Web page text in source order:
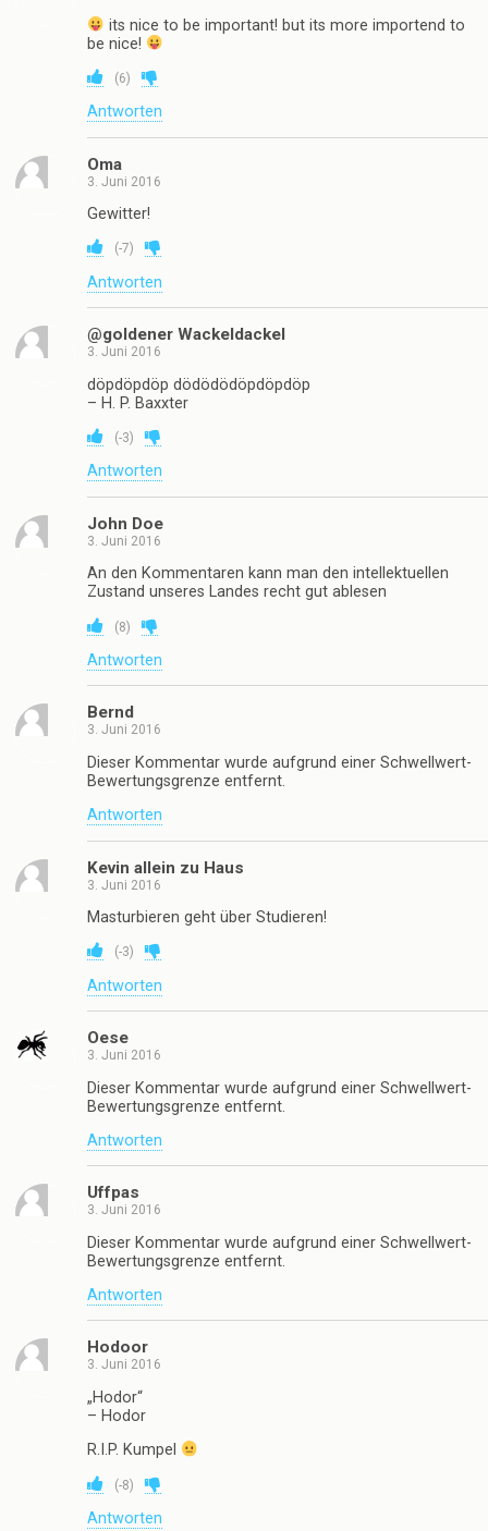
its nice to be important! but its more importend to
be nice!
(6)
Antworten
Oma
3. Juni 2016
Gewitter!
(-7)
Antworten
@goldener Wackeldackel
3. Juni 2016
döpdöpdöp dödödödöpdöpdöp
– H. P. Baxxter
(-3)
Antworten
John Doe
3. Juni 2016
An den Kommentaren kann man den intellektuellen
Zustand unseres Landes recht gut ablesen
(8)
Antworten
Bernd
3. Juni 2016
Dieser Kommentar wurde aufgrund einer Schwellwert-
Bewertungsgrenze entfernt.
Antworten
Kevin allein zu Haus
3. Juni 2016
Masturbieren geht über Studieren!
(-3)
Antworten
Oese
3. Juni 2016
Dieser Kommentar wurde aufgrund einer Schwellwert-
Bewertungsgrenze entfernt.
Antworten
Uffpas
3. Juni 2016
Dieser Kommentar wurde aufgrund einer Schwellwert-
Bewertungsgrenze entfernt.
Antworten
Hodoor
3. Juni 2016
„Hodor“
– Hodor
R.I.P. Kumpel
(-8)
Antworten